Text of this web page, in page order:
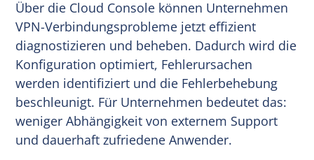
Über die Cloud Console können Unternehmen
VPN-Verbindungsprobleme jetzt effizient
diagnostizieren und beheben. Dadurch wird die
Konfiguration optimiert, Fehlerursachen
werden identifiziert und die Fehlerbehebung
beschleunigt. Für Unternehmen bedeutet das:
weniger Abhängigkeit von externem Support
und dauerhaft zufriedene Anwender.